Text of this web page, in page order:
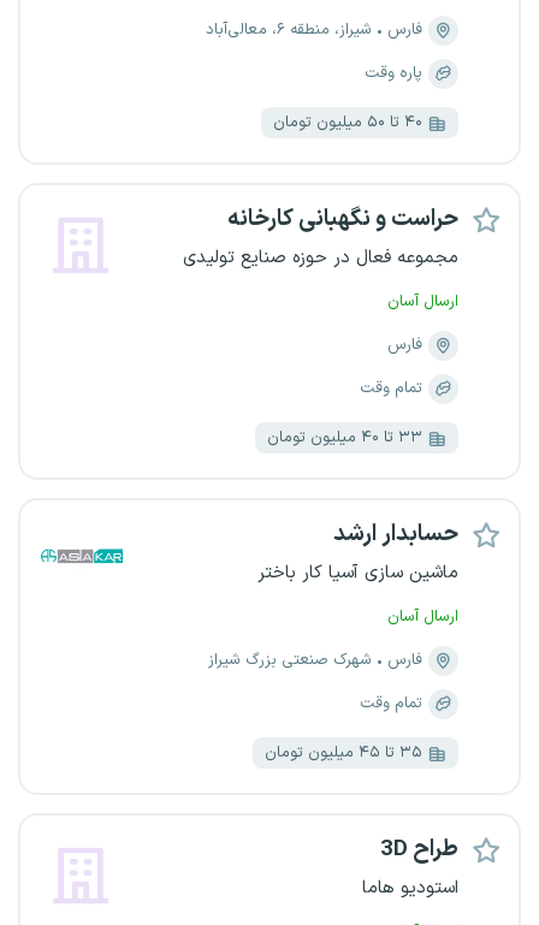
فارس
شیراز، منطقه ۶، معالی‌آباد
پاره وقت
۴۰ تا ۵۰ میلیون تومان
حراست و نگهبانی کارخانه
مجموعه فعال در حوزه صنایع تولیدی
ارسال آسان
فارس
تمام وقت
۳۳ تا ۴۰ میلیون تومان
حسابدار ارشد
ماشین سازی آسیا کار باختر
ارسال آسان
فارس
شهرک صنعتی بزرگ شیراز
تمام وقت
۳۵ تا ۴۵ میلیون تومان
طراح 3D
استودیو هاما